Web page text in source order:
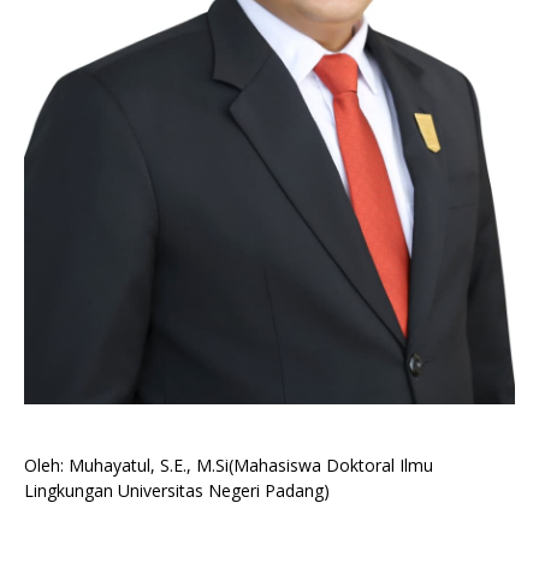
Oleh: Muhayatul, S.E., M.Si(Mahasiswa Doktoral Ilmu
Lingkungan Universitas Negeri Padang)